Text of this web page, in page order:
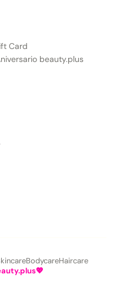
Card
beauty.plus
BodycareHaircare